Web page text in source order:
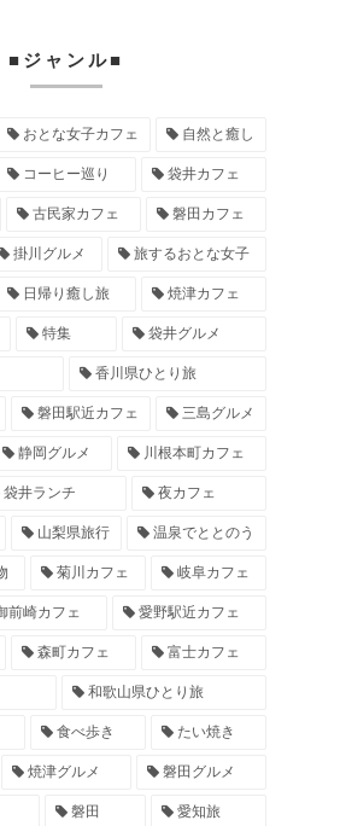
■ジャンル■
おとな女子カフェ 自然と癒し
コーヒー巡り 袋井カフェ
古民家カフェ 磐田カフェ
掛川グルメ 旅するおとな女子
日帰り癒し旅 焼津カフェ
特集 袋井グルメ
香川県ひとり旅
磐田駅近カフェ 三島グルメ
静岡グルメ 川根本町カフェ
袋井ランチ 夜カフェ
山梨県旅行 温泉でととのう
菊川カフェ 岐阜カフェ
前崎カフェ 愛野駅近カフェ
森町カフェ 富士カフェ
和歌山県ひとり旅
食べ歩き たい焼き
焼津グルメ 磐田グルメ
磐田 愛知旅